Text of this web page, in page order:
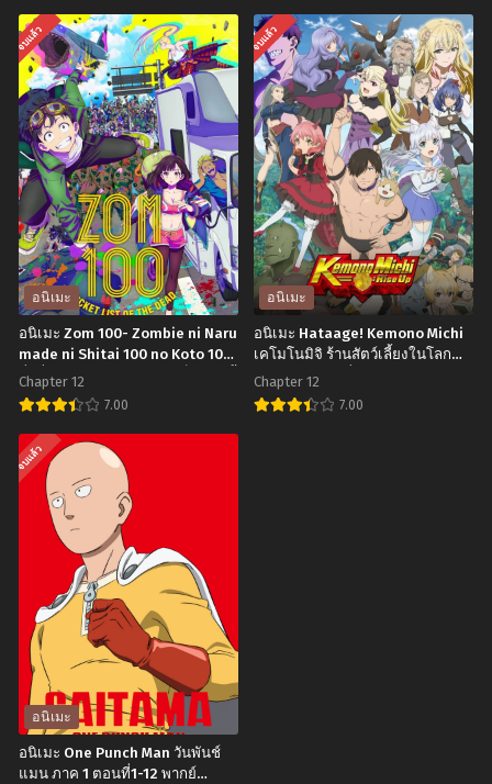
อ
นิ
เมะ
Kyuuketsuki
Sugu
Shinu
เจ้า
แวมไพร์
พันธุ์
ตาย
ไว
ตอน
ที่1-
12
พากย์
ไทย+ซับ
ไทย
อ
นิ
เมะ
Mairimashita!
Iruma-
kun
อิ
รุ
มะ
คุง
กับ
โรงเรียน
ปิศาจ
ภาค
จบแล้ว
อนิเมะ
อนิเมะ Zom 100- Zombie ni Naru
made ni Shitai 100 no Koto 100
สิ่งที่อยากทำก่อนจะกลายเป็นซอมบี้
ตอนที่1-12 พากย์ไทย+ซับไทย
Chapter 12
7.00
อ
นิ
เมะ
Zom
Zombie
ni
Naru
made
ni
Shitai
100
จบแล้ว
อนิเมะ
อนิเมะ Hataage! Kemono Michi
เคโมโนมิจิ ร้านสัตว์เลี้ยงในโลก
แฟนตาซี ตอนที่1-12 ซับไทย
Chapter 12
7.00
จบแล้ว
อนิเมะ
อนิเมะ One Punch Man วันพันช์
แมน ภาค 1 ตอนที่1-12 พากย์